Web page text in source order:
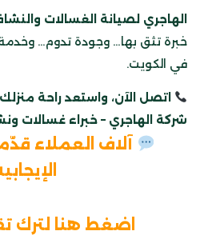
الهاجري لصيانة الغسالات
خبرة تثق بها… وجودة تدوم…
في الكويت.
اتصل الآن، واستعد راحة منزلك
شركة الهاجري – خبراء غسالات
آلاف العملاء
اضغط هنا لترك